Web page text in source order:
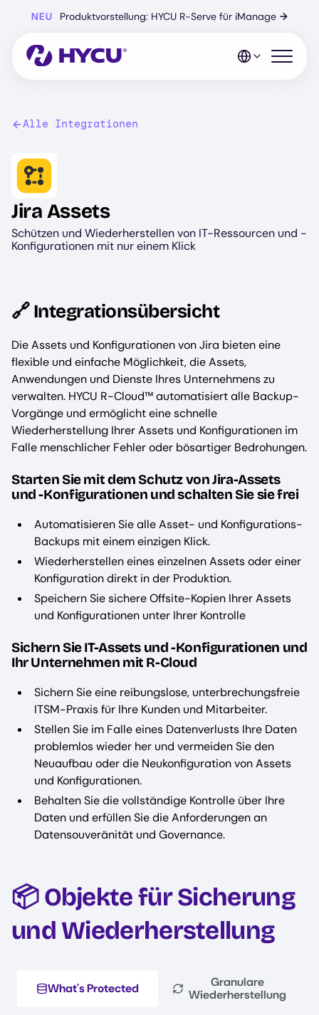
Hauptinhalt
NEU Produktvorstellung: HYCU R-Serve für iManage →
Mobiles
Alle Integrationen
Image
Jira Assets
Schützen und Wiederherstellen von IT-Ressourcen und -
Konfigurationen mit nur einem Klick
🔗 Integrationsübersicht
Die Assets und Konfigurationen von Jira bieten eine
flexible und einfache Möglichkeit, die Assets,
Anwendungen und Dienste Ihres Unternehmens zu
verwalten. HYCU R-Cloud™ automatisiert alle Backup-
Vorgänge und ermöglicht eine schnelle
Wiederherstellung Ihrer Assets und Konfigurationen im
Falle menschlicher Fehler oder bösartiger Bedrohungen.
Starten Sie mit dem Schutz von Jira-Assets
und -Konfigurationen und schalten Sie sie frei
Automatisieren Sie alle Asset- und Konfigurations-
Backups mit einem einzigen Klick.
Wiederherstellen eines einzelnen Assets oder einer
Konfiguration direkt in der Produktion.
Speichern Sie sichere Offsite-Kopien Ihrer Assets
und Konfigurationen unter Ihrer Kontrolle
Sichern Sie IT-Assets und -Konfigurationen und
Ihr Unternehmen mit R-Cloud
Sichern Sie eine reibungslose, unterbrechungsfreie
ITSM-Praxis für Ihre Kunden und Mitarbeiter.
Stellen Sie im Falle eines Datenverlusts Ihre Daten
problemlos wieder her und vermeiden Sie den
Neuaufbau oder die Neukonfiguration von Assets
und Konfigurationen.
Behalten Sie die vollständige Kontrolle über Ihre
Daten und erfüllen Sie die Anforderungen an
Datensouveränität und Governance.
📦 Objekte für Sicherung
und Wiederherstellung
What's Protected
Granulare
Wiederherstellung